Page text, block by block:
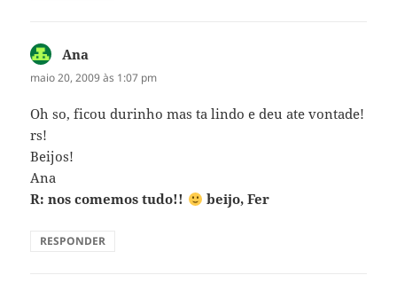
Ana
maio 20, 2009 às 1:07 pm
Oh so, ficou durinho mas ta lindo e deu ate vontade!
rs!
Beijos!
Ana
R: nos comemos tudo!!
beijo, Fer
RESPONDER